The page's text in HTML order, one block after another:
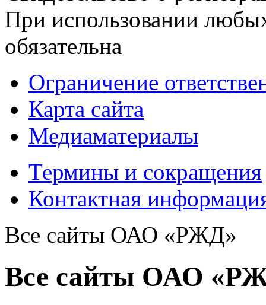
При использовании
обязательна
Ограничение
Карта сайта
Медиаматериалы
Термины и сокращения
Контактная
Все сайты ОАО «РЖД»
Все сайты ОАО